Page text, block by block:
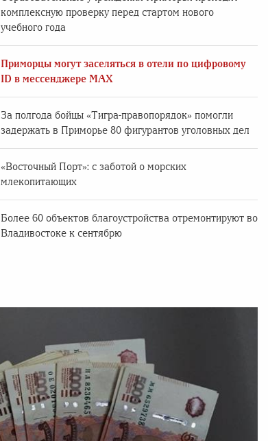
комплексную проверку перед стартом нового
учебного года
Приморцы могут заселяться в отели по цифровому
ID в мессенджере MAX
За полгода бойцы «Тигра-правопорядок» помогли
задержать в Приморье 80 фигурантов уголовных дел
«Восточный Порт»: с заботой о морских
млекопитающих
Более 60 объектов благоустройства отремонтируют во
Владивостоке к сентябрю